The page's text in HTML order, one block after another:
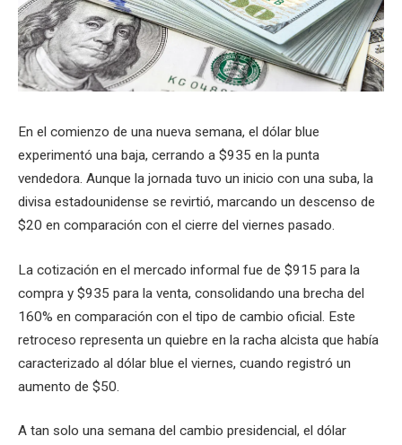
En el comienzo de una nueva semana, el dólar blue
experimentó una baja, cerrando a $935 en la punta
vendedora. Aunque la jornada tuvo un inicio con una suba, la
divisa estadounidense se revirtió, marcando un descenso de
$20 en comparación con el cierre del viernes pasado.
La cotización en el mercado informal fue de $915 para la
compra y $935 para la venta, consolidando una brecha del
160% en comparación con el tipo de cambio oficial. Este
retroceso representa un quiebre en la racha alcista que había
caracterizado al dólar blue el viernes, cuando registró un
aumento de $50.
A tan solo una semana del cambio presidencial, el dólar